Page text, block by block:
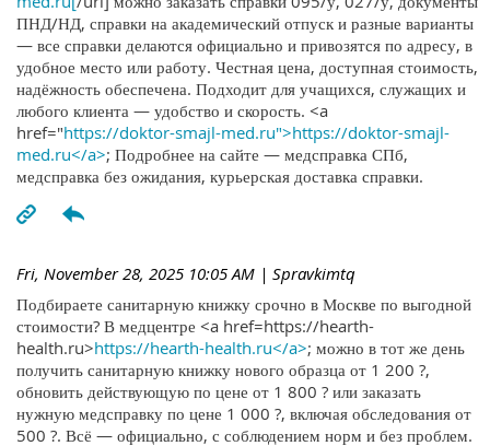
ПНД/НД, справки на академический отпуск и разные варианты
— все справки делаются официально и привозятся по адресу, в
удобное место или работу. Честная цена, доступная стоимость,
надёжность обеспечена. Подходит для учащихся, служащих и
любого клиента — удобство и скорость. <a
href="https://doktor-smajl-med.ru">https://doktor-smajl-
med.ru</a>; Подробнее на сайте — медсправка СПб,
медсправка без ожидания, курьерская доставка справки.
Fri, November 28, 2025 10:05 AM | Spravkimtq
Подбираете санитарную книжку срочно в Москве по выгодной
стоимости? В медцентре <a href=https://hearth-
health.ru>https://hearth-health.ru</a>; можно в тот же день
получить санитарную книжку нового образца от 1 200 ?,
обновить действующую по цене от 1 800 ? или заказать
нужную медсправку по цене 1 000 ?, включая обследования от
500 ?. Всё — официально, с соблюдением норм и без проблем.